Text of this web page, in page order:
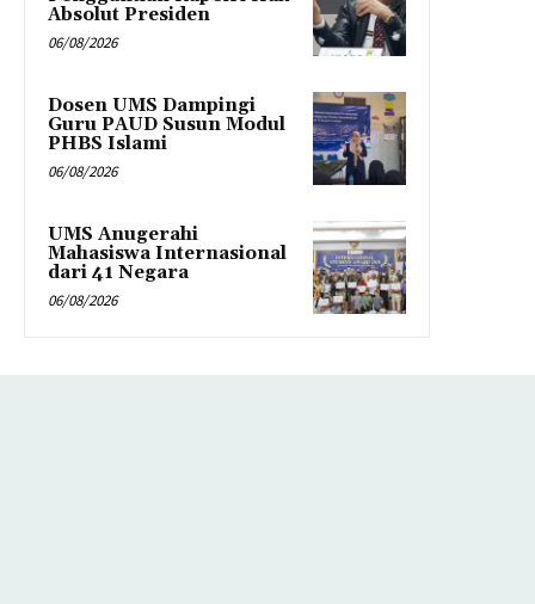
Absolut Presiden
06/08/2026
Dosen UMS Dampingi
Guru PAUD Susun Modul
PHBS Islami
06/08/2026
UMS Anugerahi
Mahasiswa Internasional
dari 41 Negara
06/08/2026